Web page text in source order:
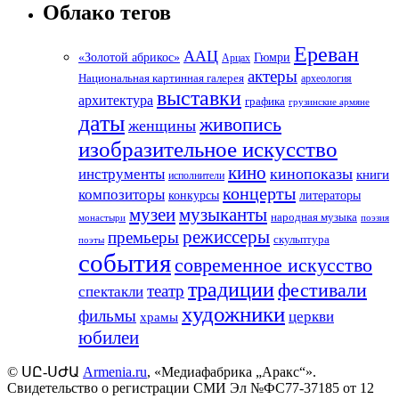
Облако тегов
«Золотой абрикос» ААЦ Арцах Гюмри Ереван
Национальная картинная галерея актеры археология
архитектура выставки графика грузинские армяне
даты женщины живопись
изобразительное искусство
инструменты исполнители кино кинопоказы книги
композиторы конкурсы концерты литераторы
монастыри музеимузыканты народная музыка поэзия
поэты премьерырежиссеры скульптура
событиясовременное искусство
спектакли театр традициифестивали
фильмы храмы художники церкви
юбилеи
© ՍԸ-ՍԺԱ Armenia.ru, «Медиафабрика „Аракс“».
Свидетельство о регистрации СМИ Эл №ФС77-37185 от 12